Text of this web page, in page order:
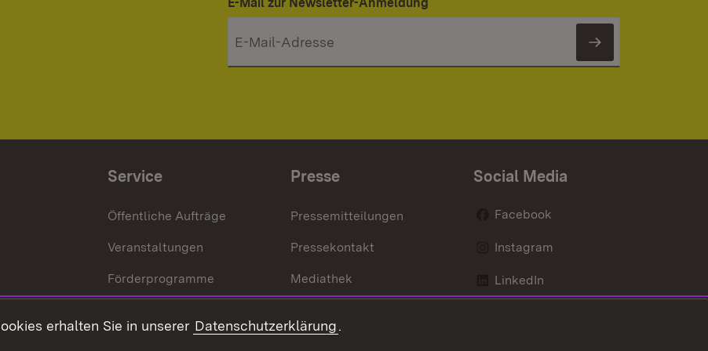
Newsletter
Service
Öffentliche Aufträge
Veranstaltungen
Förderprogramme
Presse
Pressemitteilungen
Pressekontakt
Mediathek
Social Media
Facebook
Instagram
LinkedIn
erhalten Sie in unserer Datenschutzerklärung.